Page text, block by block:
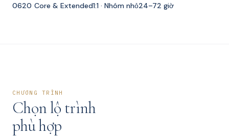
0620 Core & Extended1:1 · Nhóm nhỏ24–72 giờ
CHƯƠNG TRÌNH
Chọn lộ trình
phù hợp